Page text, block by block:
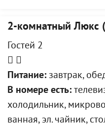
2-комнатный Люкс
Гостей 2
Питание: завтрак,
В номере есть:
холодильник,
ванная, эл. чайник,